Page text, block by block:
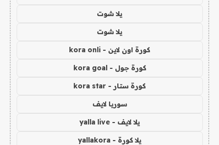
يلا شوت
يلا شوت
كورة اون لاين - kora onli
كورة جول - kora goal
كورة ستار - kora star
سوريا لايف
يلا لايف - yalla live
يلا كورة - yallakora